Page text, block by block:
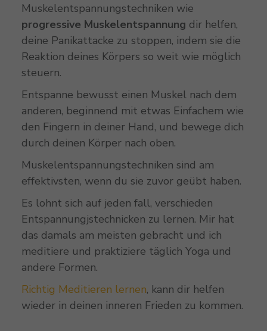
Muskelentspannungstechniken wie
progressive Muskelentspannung dir helfen,
deine Panikattacke zu stoppen, indem sie die
Reaktion deines Körpers so weit wie möglich
steuern.
Entspanne bewusst einen Muskel nach dem
anderen, beginnend mit etwas Einfachem wie
den Fingern in deiner Hand, und bewege dich
durch deinen Körper nach oben.
Muskelentspannungstechniken sind am
effektivsten, wenn du sie zuvor geübt haben.
Es lohnt sich auf jeden fall, verschieden
Entspannungjstechnicken zu lernen. Mir hat
das damals am meisten gebracht und ich
meditiere und praktiziere täglich Yoga und
andere Formen.
Richtig Meditieren lernen, kann dir helfen
wieder in deinen inneren Frieden zu kommen.